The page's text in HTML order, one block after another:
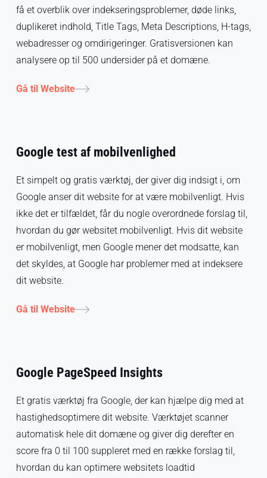
få et overblik over indekseringsproblemer, døde links,
duplikeret indhold, Title Tags, Meta Descriptions, H-tags,
webadresser og omdirigeringer. Gratisversionen kan
analysere op til 500 undersider på et domæne.
Gå til Website
Google test af mobilvenlighed
Et simpelt og gratis værktøj, der giver dig indsigt i, om
Google anser dit website for at være mobilvenligt. Hvis
ikke det er tilfældet, får du nogle overordnede forslag til,
hvordan du gør websitet mobilvenligt. Hvis dit website
er mobilvenligt, men Google mener det modsatte, kan
det skyldes, at Google har problemer med at indeksere
dit website.
Gå til Website
Google PageSpeed Insights
Et gratis værktøj fra Google, der kan hjælpe dig med at
hastighedsoptimere dit website. Værktøjet scanner
automatisk hele dit domæne og giver dig derefter en
score fra 0 til 100 suppleret med en række forslag til,
hvordan du kan optimere websitets loadtid